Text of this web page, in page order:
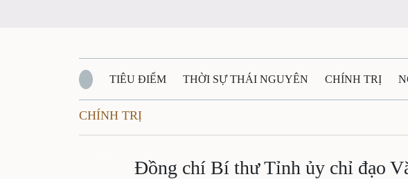
TIÊU ĐIỂM THỜI SỰ THÁI NGUYÊN CHÍNH TRỊ
QUỐC PHÒNG - AN NINH
QUÊ HƯƠNG - ĐẤT NƯỚC QUỐC TẾ TÀI NGUYÊN - MÔI
CHÍNH TRỊ
Đồng chí Bí thư Tỉnh ủy chỉ đạo